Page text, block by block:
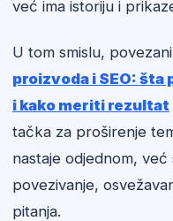
već ima istoriju i
U tom smislu,
proizvoda i SEO:
i kako meriti rezultat
tačka za proširenje
nastaje odjednom,
povezivanje,
pitanja.